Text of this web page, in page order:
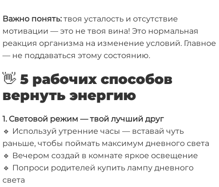
Важно понять:твоя усталость и отсутствие
мотивации — это не твоя вина! Это нормальная
реакция организма на изменение условий. Главное
— не поддаваться этому состоянию.
👋 5 рабочих способов
вернуть энергию
1. Световой режим — твой лучший друг
🔹 Используй утренние часы — вставай чуть
раньше, чтобы поймать максимум дневного света
🔹 Вечером создай в комнате яркое освещение
🔹 Попроси родителей купить лампу дневного
света